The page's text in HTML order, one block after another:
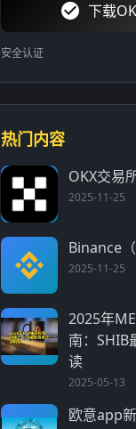
下载
安全认证
热门内容
OKX交易
2025-11-25
Binance（
2025-11-25
2025年
南：SHIB
读
2025-05-13
欧意app